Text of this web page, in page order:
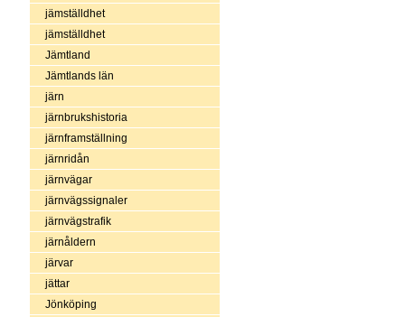
jämställdhet
jämställdhet
Jämtland
Jämtlands län
järn
järnbrukshistoria
järnframställning
järnridån
järnvägar
järnvägssignaler
järnvägstrafik
järnåldern
järvar
jättar
Jönköping